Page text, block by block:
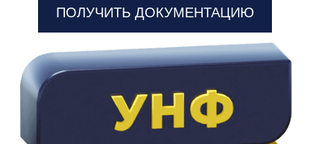
ПОЛУЧИТЬ ДОКУМЕНТАЦИЮ